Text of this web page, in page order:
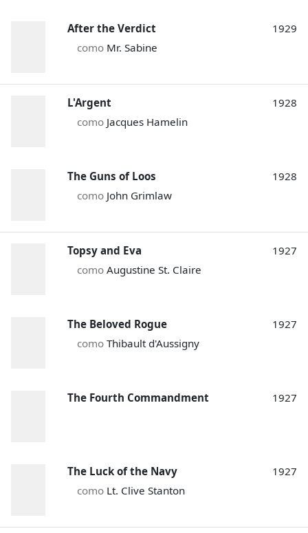
After the Verdict
como Mr. Sabine
1929
L'Argent
como Jacques Hamelin
1928
The Guns of Loos
como John Grimlaw
1928
Topsy and Eva
como Augustine St. Claire
1927
The Beloved Rogue
como Thibault d'Aussigny
1927
The Fourth Commandment 1927
The Luck of the Navy
como Lt. Clive Stanton
1927